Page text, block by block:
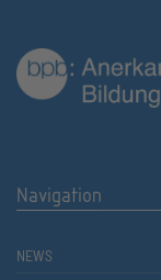
Navigation
NEWS